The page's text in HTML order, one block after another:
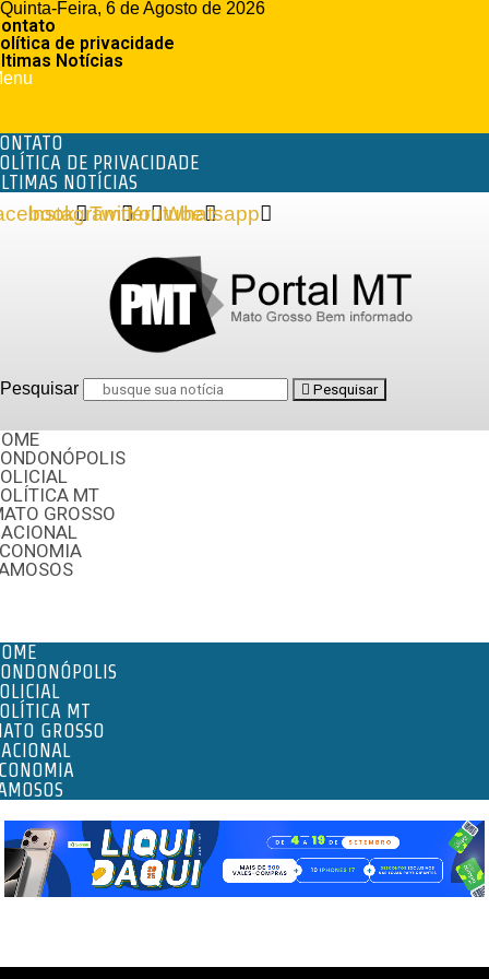
Quinta-Feira, 6 de Agosto de 2026
de privacidade
Notícias
DE PRIVACIDADE
NOTÍCIAS
InstagramTwitterYoutubeWhatsapp
Pesquisar Pesquisar
MT
GROSSO
MT
GROSSO